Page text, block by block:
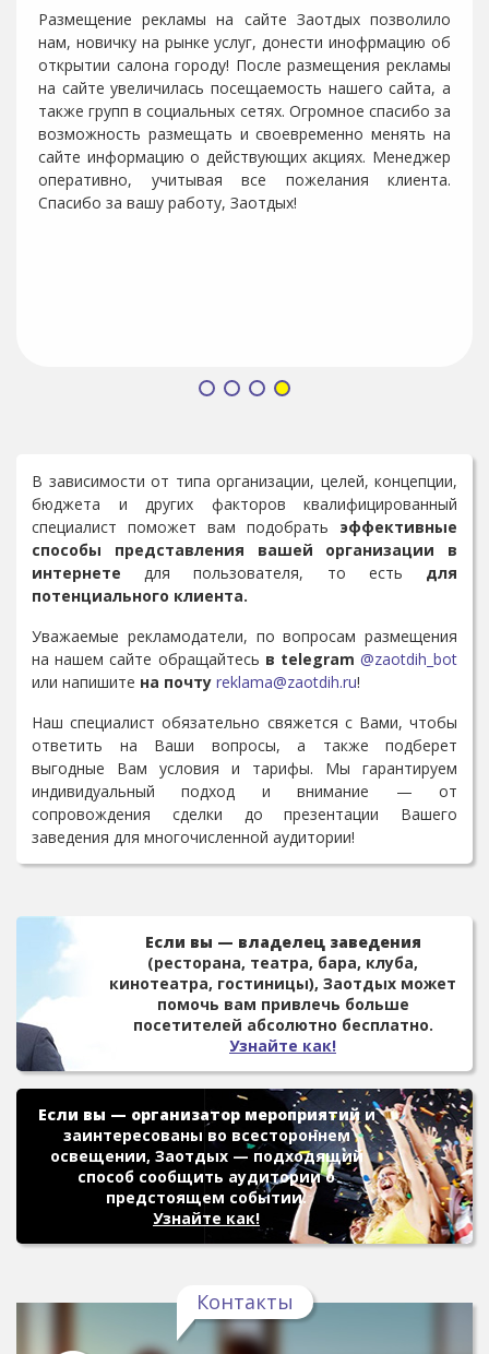
самым
компании
рекламы в
же групп
Сайт
очень
конкурсы,
Размещение рекламы в Заотдых –
правильным решением в маркетинговой
нашей организации. После размещения
Заотдых посещаемость нашего сайта, а так
в социальных сетях, значительно
грамотно выстроен, менеджеры
оперативно, регулярно проводятся
В зависимости от типа организации, целей, концепции,
бюджета и других факторов квалифицированный
специалист поможет вам подобрать эффективные
способы представления вашей организации в
интернете для пользователя, то есть для
потенциального клиента.
Уважаемые рекламодатели, по вопросам размещения
на нашем сайте обращайтесь в telegram @zaotdih_bot
или напишите на почту reklama@zaotdih.ru!
Наш специалист обязательно свяжется с Вами, чтобы
ответить на Ваши вопросы, а также подберет
выгодные Вам условия и тарифы. Мы гарантируем
индивидуальный подход и внимание — от
сопровождения сделки до презентации Вашего
заведения для многочисленной аудитории!
Если вы — владелец заведения
(ресторана, театра, бара, клуба,
кинотеатра, гостиницы), Заотдых может
помочь вам привлечь больше
посетителей абсолютно бесплатно.
Узнайте как!
Если вы — организатор мероприятийи
заинтересованы во всестороннем
освещении, Заотдых — подходящий
способ сообщить аудитории о
предстоящем событии.
Узнайте как!
Контакты